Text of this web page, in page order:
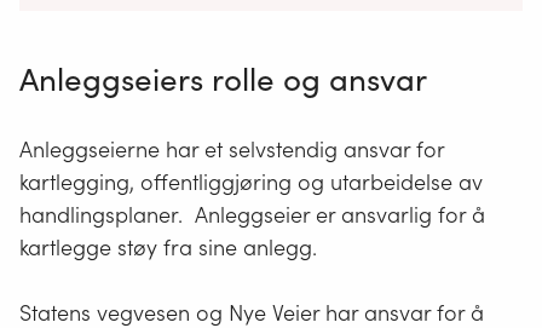
Innenfor byområdene er kommunen ansvarlig for
å sammenstille kartleggingen fra de ulike
kommuner er kommunen med flest innbyggere
ansvarlig.
Plikter etter første og andre ledd kan oppfylles ved
at anleggseierne går sammen om å kartlegge
Anleggseiers rolle og ansvar
Anleggseierne har et selvstendig ansvar for
kartlegging, offentliggjøring og utarbeidelse av
handlingsplaner. Anleggseier er ansvarlig for å
kartlegge støy fra sine anlegg.
Statens vegvesen og Nye Veier har ansvar for å